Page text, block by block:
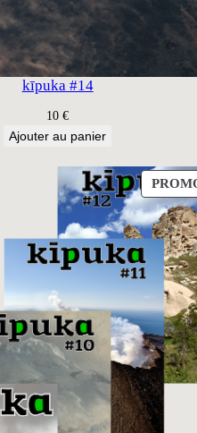
kīpuka #14
10€
Ajouter au panier